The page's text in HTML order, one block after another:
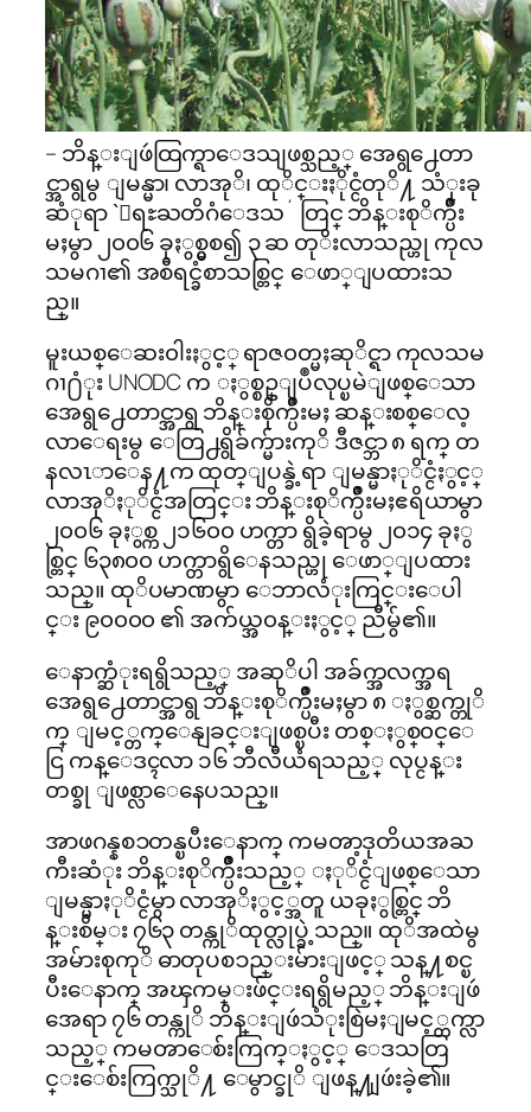
– ဘိန္းျဖဴထြက္ရာေဒသျဖစ္သည့္ အေရွ႕ေတာ
င္အာရွမွ ျမန္မာ၊ လာအုိ၊ ထုိင္းႏိုင္ငံတုိ႔ သံုးခု
ဆံုရာ `ေရႊႀတိဂံေဒသ´ တြင္ ဘိန္းစုိက္ပ်ိဳး
မႈမွာ ၂၀၀၆ ခုႏွစ္မွစ၍ ၃ ဆ တုိးလာသည္ဟု ကုလ
သမဂၢ၏ အစီရင္ခံစာသစ္တြင္ ေဖာ္ျပထားသ
ည္။
မူးယစ္ေဆး၀ါးႏွင့္ ရာဇ၀တ္မႈဆုိင္ရာ ကုလသမ
ဂၢ႐ံုး UNODC က ႏွစ္စဥ္ျပဳလုပ္ၿမဲျဖစ္ေသာ
အေရွ႕ေတာင္အာရွ ဘိန္းစိုက္ပ်ိဳးမႈ ဆန္းစစ္ေလ့
လာေရးမွ ေတြ႕ရွိခ်က္မ်ားကုိ ဒီဇင္ဘာ ၈ ရက္ တ
နလၤာေန႔က ထုတ္ျပန္ခဲ့ရာ ျမန္မာႏုိင္ငံႏွင့္
လာအုိႏုိင္ငံအတြင္း ဘိန္းစုိက္ပ်ိဳးမႈဧရိယာမွာ
၂၀၀၆ ခုႏွစ္က ၂၁၆၀၀ ဟက္တာ ရွိခဲ့ရာမွ ၂၀၁၄ ခုႏွ
စ္တြင္ ၆၃၈၀၀ ဟက္တာရွိေနသည္ဟု ေဖာ္ျပထား
သည္။ ထုိပမာဏမွာ ေဘာလံုးကြင္းေပါ
င္း ၉၀၀၀၀ ၏ အက်ယ္အ၀န္းႏွင့္ ညီမွ်၏။
ေနာက္ဆံုးရရွိသည့္ အဆုိပါ အခ်က္အလက္အရ
အေရွ႕ေတာင္အာရွ ဘိန္းစုိက္ပ်ိဳးမႈမွာ ၈ ႏွစ္ဆက္တုိ
က္ ျမင့္တက္ေနျခင္းျဖစ္ၿပီး တစ္ႏွစ္၀င္ေ
ငြ ကန္ေဒၚလာ ၁၆ ဘီလီယံရသည့္ လုပ္ငန္း
တစ္ခု ျဖစ္လာေနေပသည္။
အာဖဂန္နစၥတန္ၿပီးေနာက္ ကမၻာ့ဒုတိယအႀ
ကီးဆံုး ဘိန္းစုိက္ပ်ိဳးသည့္ ႏုိင္ငံျဖစ္ေသာ
ျမန္မာႏုိင္ငံမွာ လာအုိႏွင့္အတူ ယခုႏွစ္တြင္ ဘိ
န္းစိမ္း ၇၆၃ တန္ကုိထုတ္လုပ္ခဲ့သည္။ ထုိအထဲမွ
အမ်ားစုကုိ ဓာတုပစၥည္းမ်ားျဖင့္ သန္႔စင္ၿ
ပီးေနာက္ အၾကမ္းဖ်င္းရရွိမည့္ ဘိန္းျဖဴ
အေရာ ၇၆ တန္ကုိ ဘိန္းျဖဴသံုးစြဲမႈျမင့္တက္လာ
သည့္ ကမၻာေစ်းကြက္ႏွင့္ ေဒသတြ
င္းေစ်းကြက္သုိ႔ ေမွာင္ခုိ ျဖန္႔ျဖဴးခဲ့၏။